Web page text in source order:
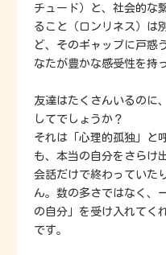
チュード）と、社会的な
ること（ロンリネス）は
ど、そのギャップに戸惑
なたが豊かな感受性を持
友達はたくさんいるのに
してでしょうか？
それは「心理的孤独」と
も、本当の自分をさらけ
会話だけで終わっていた
ん。数の多さではなく、
の自分」を受け入れてく
です。